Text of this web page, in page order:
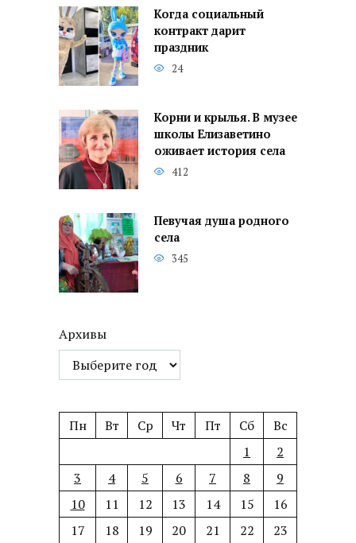
Когда социальный
контракт дарит
праздник
24
Корни и крылья. В музее
школы Елизаветино
оживает история села
412
Певучая душа родного
села
345
Архивы
Пн Вт Ср Чт Пт Сб
Вс
1
2
3
4 5 6 7 8
9
10
11 12 13 14 15
16
17
18 19 20 21 22
23